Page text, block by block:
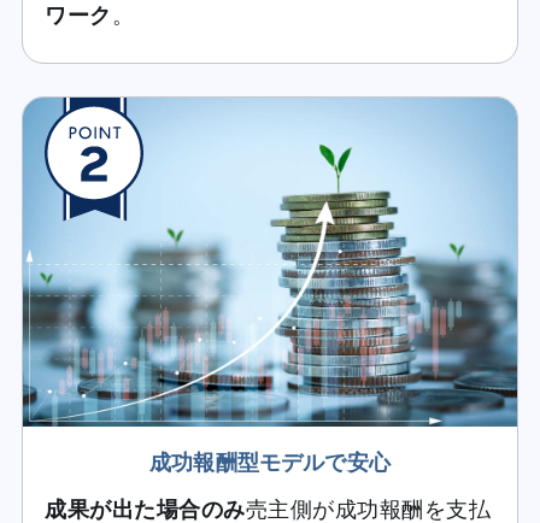
ワーク 。
成功報酬型モデルで安心
成果が出た場合のみ売主側が成功報酬を支払